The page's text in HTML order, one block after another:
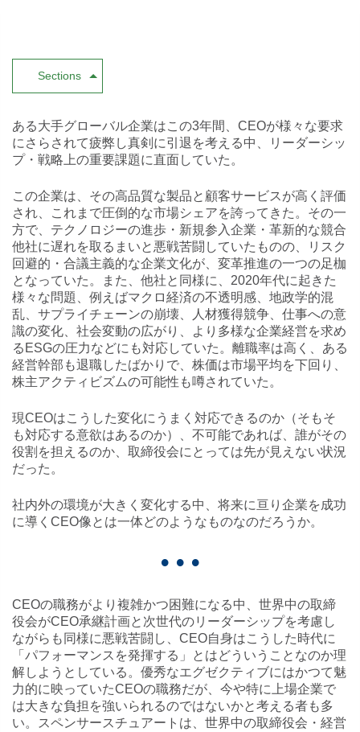
Sections
ある大手グローバル企業はこの3年間、CEOが様々な要求
にさらされて疲弊し真剣に引退を考える中、リーダーシッ
プ・戦略上の重要課題に直面していた。
この企業は、その高品質な製品と顧客サービスが高く評価
され、これまで圧倒的な市場シェアを誇ってきた。その一
方で、テクノロジーの進歩・新規参入企業・革新的な競合
他社に遅れを取るまいと悪戦苦闘していたものの、リスク
回避的・合議主義的な企業文化が、変革推進の一つの足枷
となっていた。また、他社と同様に、2020年代に起きた
様々な問題、例えばマクロ経済の不透明感、地政学的混
乱、サプライチェーンの崩壊、人材獲得競争、仕事への意
識の変化、社会変動の広がり、より多様な企業経営を求め
るESGの圧力などにも対応していた。離職率は高く、ある
経営幹部も退職したばかりで、株価は市場平均を下回り、
株主アクティビズムの可能性も噂されていた。
現CEOはこうした変化にうまく対応できるのか（そもそ
も対応する意欲はあるのか）、不可能であれば、誰がその
役割を担えるのか、取締役会にとっては先が見えない状況
だった。
社内外の環境が大きく変化する中、将来に亘り企業を成功
に導くCEO像とは一体どのようなものなのだろうか。
• • •
CEOの職務がより複雑かつ困難になる中、世界中の取締
役会がCEO承継計画と次世代のリーダーシップを考慮し
ながらも同様に悪戦苦闘し、CEO自身はこうした時代に
「パフォーマンスを発揮する」とはどういうことなのか理
解しようとしている。優秀なエグゼクティブにはかつて魅
力的に映っていたCEOの職務だが、今や特に上場企業で
は大きな負担を強いられるのではないかと考える者も多
い。スペンサースチュアートは、世界中の取締役会・経営